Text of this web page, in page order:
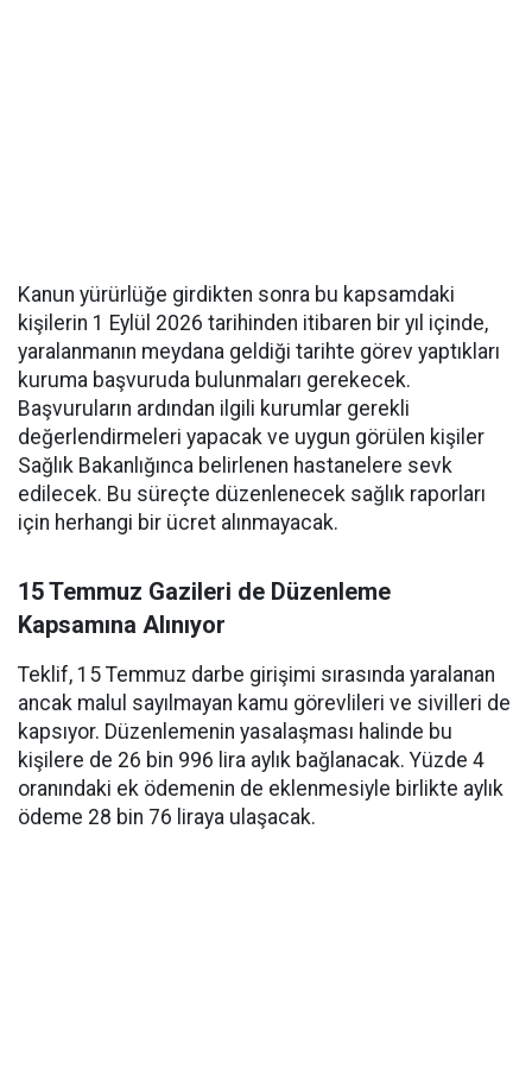
Kanun yürürlüğe girdikten sonra bu kapsamdaki
kişilerin 1 Eylül 2026 tarihinden itibaren bir yıl içinde,
yaralanmanın meydana geldiği tarihte görev yaptıkları
kuruma başvuruda bulunmaları gerekecek.
Başvuruların ardından ilgili kurumlar gerekli
değerlendirmeleri yapacak ve uygun görülen kişiler
Sağlık Bakanlığınca belirlenen hastanelere sevk
edilecek. Bu süreçte düzenlenecek sağlık raporları
için herhangi bir ücret alınmayacak.
15 Temmuz Gazileri de Düzenleme
Kapsamına Alınıyor
Teklif, 15 Temmuz darbe girişimi sırasında yaralanan
ancak malul sayılmayan kamu görevlileri ve sivilleri de
kapsıyor. Düzenlemenin yasalaşması halinde bu
kişilere de 26 bin 996 lira aylık bağlanacak. Yüzde 4
oranındaki ek ödemenin de eklenmesiyle birlikte aylık
ödeme 28 bin 76 liraya ulaşacak.